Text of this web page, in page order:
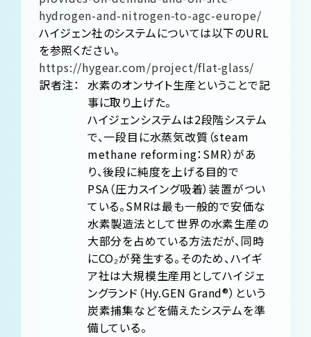
hydrogen-and-nitrogen-to-agc-europe/
ハイジェン社のシステムについては以下のURL
を参照ください。
https://hygear.com/project/flat-glass/
訳者注： 水素のオンサイト生産ということで記
事に取り上げた。
ハイジェンシステムは2段階システム
で、一段目に水蒸気改質（steam
methane reforming：SMR）があ
り、後段に純度を上げる目的で
PSA（圧力スイング吸着）装置がつい
ている。SMRは最も一般的で安価な
水素製造法として世界の水素生産の
大部分を占めている方法だが、同時
にCO₂が発生する。そのため、ハイギ
ア社は大規模生産用としてハイジェ
ングランド（Hy.GEN Grand®）という
炭素捕集などを備えたシステムを準
備している。